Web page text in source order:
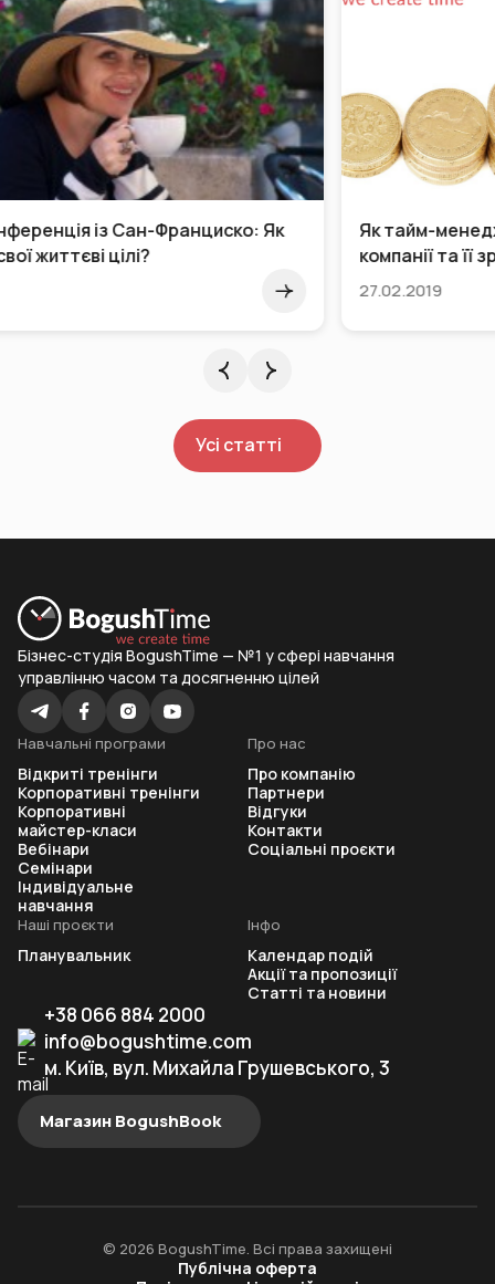
Як тайм-менеджмент впливає на продажі
компанії та її зростання в цілому
Усі статті
Бізнес-студія BogushTime — №1 у сфері навчання
управлінню часом та досягненню цілей
Навчальні програми
Відкриті тренінги
Корпоративні тренінги
Корпоративні
майстер-класи
Вебінари
Семінари
Індивідуальне
навчання
Наші проєкти
Планувальник
Інфо
Календар подій
Акції та пропозиції
Статті та новини
Про нас
Про компанію
Партнери
Відгуки
Контакти
Соціальні проєкти
+38 066 884 2000
info@bogushtime.com
м. Київ, вул. Михайла Грушевського, 3
Магазин BogushBook
© 2026 BogushTime. Всі права захищені
Публічна оферта